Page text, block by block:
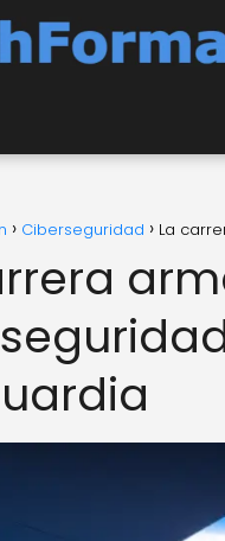
Ciberseguridad La